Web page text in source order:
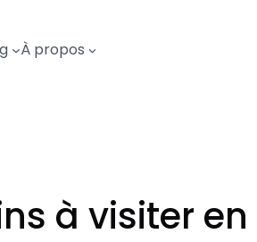
À propos
à visiter en